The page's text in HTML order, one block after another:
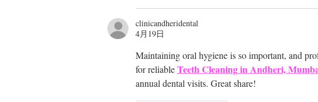
clinicandheridental
4月19日
Maintaining oral hygiene is so important, and
for reliable Teeth Cleaning in Andheri,
annual dental visits. Great share!